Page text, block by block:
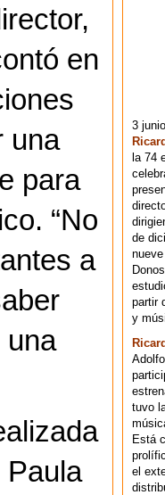
en
una
para
“No
a
una
Paula
3
la 74
de
partir
y
tuvo
Está
el